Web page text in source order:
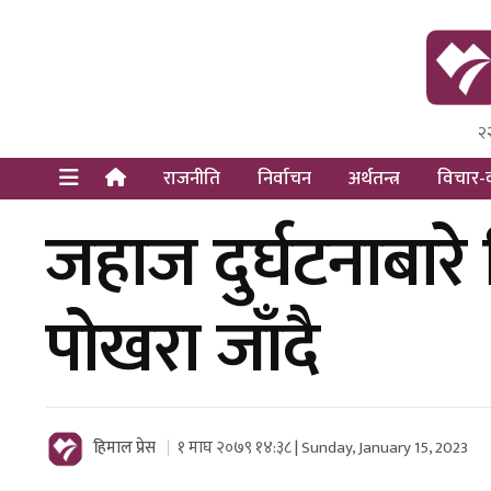
Himal
Dot
राजनीति निर्वाचन अर्थतन्त्र विचार-
जहाज दुर्घटनाबारे
पोखरा जाँदै
हिमाल प्रेस १ माघ २०७९ १४:३८ | Sunday, January 15, 2023